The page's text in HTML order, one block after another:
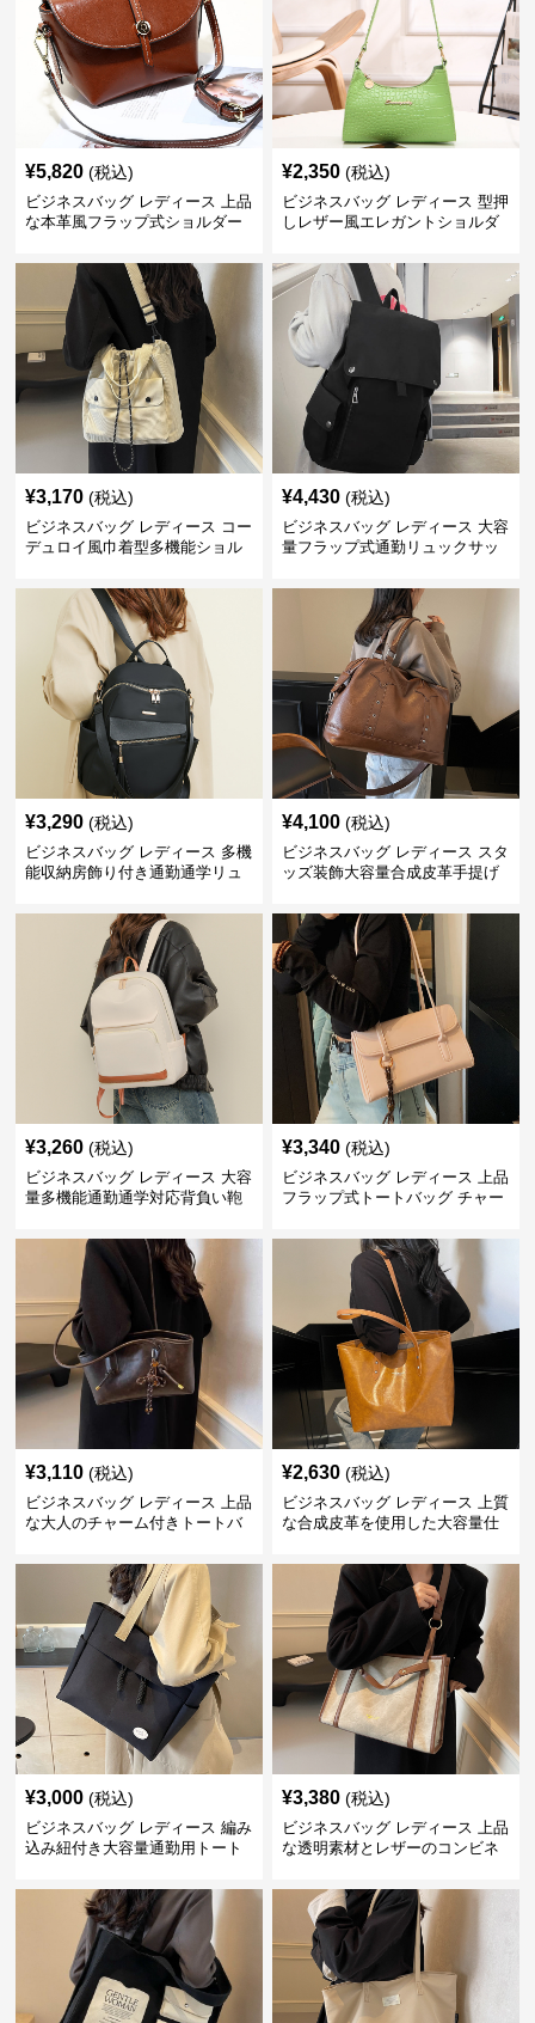
¥5,820 (税込)
ビジネスバッグ レディース 上品
な本革風フラップ式ショルダー
¥2,350 (税込)
ビジネスバッグ レディース 型押
しレザー風エレガントショルダ
¥3,170 (税込)
ビジネスバッグ レディース コー
デュロイ風巾着型多機能ショル
¥4,430 (税込)
ビジネスバッグ レディース 大容
量フラップ式通勤リュックサッ
¥3,290 (税込)
ビジネスバッグ レディース 多機
能収納房飾り付き通勤通学リュ
¥4,100 (税込)
ビジネスバッグ レディース スタ
ッズ装飾大容量合成皮革手提げ
¥3,260 (税込)
ビジネスバッグ レディース 大容
量多機能通勤通学対応背負い鞄
¥3,340 (税込)
ビジネスバッグ レディース 上品
フラップ式トートバッグ チャー
¥3,110 (税込)
ビジネスバッグ レディース 上品
な大人のチャーム付きトートバ
¥2,630 (税込)
ビジネスバッグ レディース 上質
な合成皮革を使用した大容量仕
¥3,000 (税込)
ビジネスバッグ レディース 編み
込み紐付き大容量通勤用トート
¥3,380 (税込)
ビジネスバッグ レディース 上品
な透明素材とレザーのコンビネ